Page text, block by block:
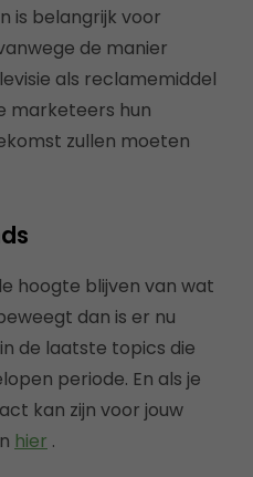
is belangrijk voor
de manier
als reclamemiddel
marketeers hun
zullen moeten
hoogte blijven van wat
dan is er nu
de laatste topics die
periode. En als je
kan zijn voor jouw
hier .